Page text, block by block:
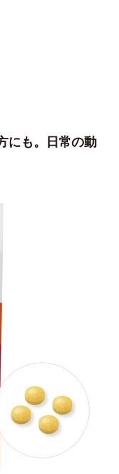
にも。日常の動